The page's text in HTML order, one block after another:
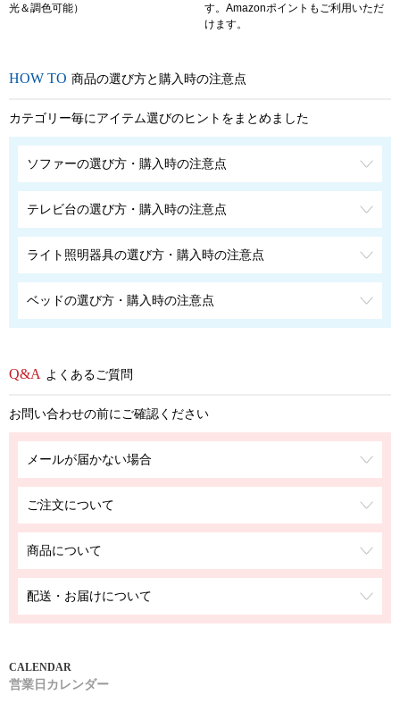
光＆調色可能）
す。Amazonポイントもご利用いただ
けます。
商品の選び方と購入時の注意点
カテゴリー毎にアイテム選びのヒントをまとめました
ソファーの選び方・購入時の注意点
テレビ台の選び方・購入時の注意点
ライト照明器具の選び方・購入時の注意点
ベッドの選び方・購入時の注意点
よくあるご質問
お問い合わせの前にご確認ください
メールが届かない場合
ご注文について
商品について
配送・お届けについて
営業日カレンダー